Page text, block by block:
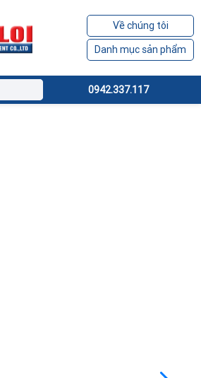
Về chúng tôi
Danh mục sản phẩm
0942.337.117